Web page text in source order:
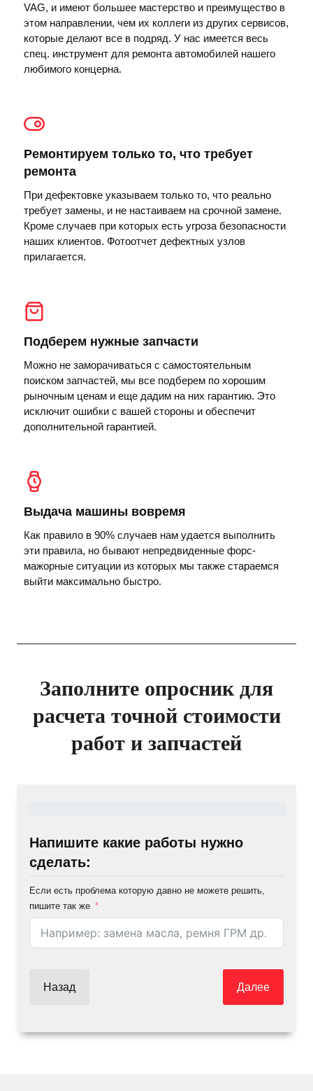
VAG, и имеют большее мастерство и преимущество в
этом направлении, чем их коллеги из других сервисов,
которые делают все в подряд. У нас имеется весь
спец. инструмент для ремонта автомобилей нашего
любимого концерна.
Ремонтируем только то, что требует
ремонта
При дефектовке указываем только то, что реально
требует замены, и не настаиваем на срочной замене.
Кроме случаев при которых есть угроза безопасности
наших клиентов. Фотоотчет дефектных узлов
прилагается.
Подберем нужные запчасти
Можно не заморачиваться с самостоятельным
поиском запчастей, мы все подберем по хорошим
рыночным ценам и еще дадим на них гарантию. Это
исключит ошибки с вашей стороны и обеспечит
дополнительной гарантией.
Выдача машины вовремя
Как правило в 90% случаев нам удается выполнить
эти правила, но бывают непредвиденные форс-
мажорные ситуации из которых мы также стараемся
выйти максимально быстро.
Заполните опросник для
расчета точной стоимости
работ и запчастей
Напишите какие работы нужно
сделать:
Если есть проблема которую давно не можете решить,
пишите так же
Назад Далее